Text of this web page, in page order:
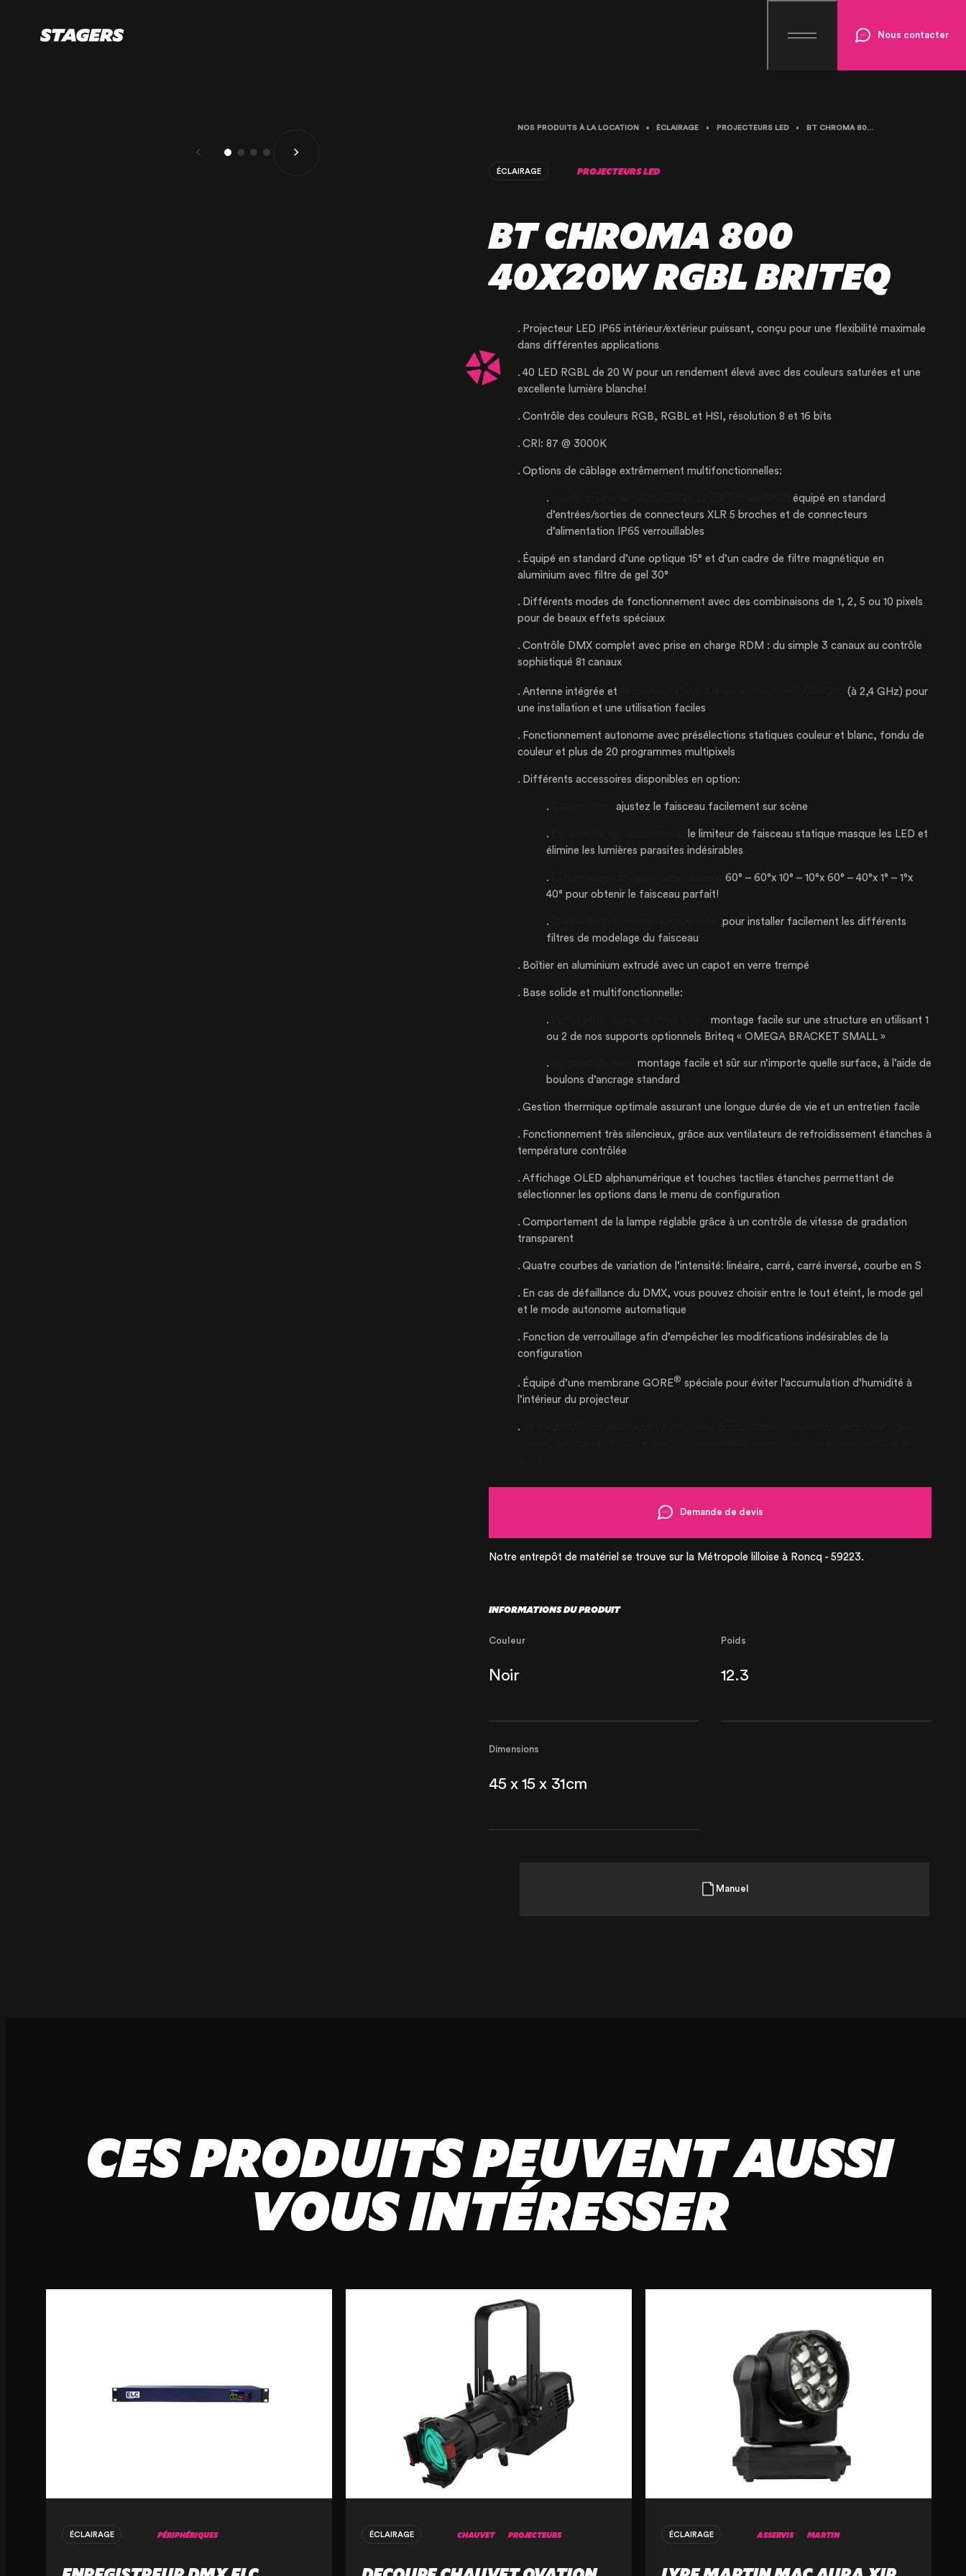
Nous contacter
NOTRE ENTREPRISE
NOS EXPERTISES
NOS RÉALISATIONS
NOS PRODUITS À LOUER
NOS PRODUITS À VENDRE
CERTIFIÉE ISO 20121
NOS PRODUITS À LA LOCATION ÉCLAIRAGE PROJECTEURS LED BT CHROMA 800 40X20W RGBL BRITEQ
ÉCLAIRAGE PROJECTEURS LED
BT CHROMA 800
40X20W RGBL BRITEQ
Projecteur LED IP65 intérieur/extérieur puissant, conçu pour une flexibilité maximale
dans différentes applications
40 LED RGBL de 20 W pour un rendement élevé avec des couleurs saturées et une
excellente lumière blanche!
Contrôle des couleurs RGB, RGBL et HSI, résolution 8 et 16 bits
CRI: 87 @ 3000K
Options de câblage extrêmement multifonctionnelles:
équipé en standard
d’entrées/sorties de connecteurs XLR 5 broches et de connecteurs
d’alimentation IP65 verrouillables
Équipé en standard d’une optique 15° et d’un cadre de filtre magnétique en
aluminium avec filtre de gel 30°
Différents modes de fonctionnement avec des combinaisons de 1, 2, 5 ou 10 pixels
pour de beaux effets spéciaux
Contrôle DMX complet avec prise en charge RDM : du simple 3 canaux au contrôle
sophistiqué 81 canaux
Antenne intégrée et
(à 2,4 GHz) pour
une installation et une utilisation faciles
Fonctionnement autonome avec présélections statiques couleur et blanc, fondu de
couleur et plus de 20 programmes multipixels
Différents accessoires disponibles en option:
ajustez le faisceau facilement sur scène
le limiteur de faisceau statique masque les LED et
élimine les lumières parasites indésirables
60° – 60°x 10° – 10°x 60° – 40°x 1° – 1°x
40° pour obtenir le faisceau parfait!
pour installer facilement les différents
filtres de modelage du faisceau
Boîtier en aluminium extrudé avec un capot en verre trempé
Base solide et multifonctionnelle:
montage facile sur une structure en utilisant 1
ou 2 de nos supports optionnels Briteq « OMEGA BRACKET SMALL »
montage facile et sûr sur n’importe quelle surface, à l’aide de
boulons d’ancrage standard
Gestion thermique optimale assurant une longue durée de vie et un entretien facile
Fonctionnement très silencieux, grâce aux ventilateurs de refroidissement étanches à
température contrôlée
Affichage OLED alphanumérique et touches tactiles étanches permettant de
sélectionner les options dans le menu de configuration
Comportement de la lampe réglable grâce à un contrôle de vitesse de gradation
transparent
Quatre courbes de variation de l’intensité: linéaire, carré, carré inversé, courbe en S
En cas de défaillance du DMX, vous pouvez choisir entre le tout éteint, le mode gel
et le mode autonome automatique
Fonction de verrouillage afin d’empêcher les modifications indésirables de la
configuration
Équipé d’une membrane GORE® spéciale pour éviter l’accumulation d’humidité à
l’intérieur du projecteur
Demande de devis
Notre entrepôt de matériel se trouve sur la Métropole lilloise à Roncq - 59223.
INFORMATIONS DU PRODUIT
Couleur
Noir
Poids
12.3
Dimensions
45 x 15 x 31cm
Manuel
CES PRODUITS PEUVENT AUSSI
VOUS INTÉRESSER
ÉCLAIRAGE PÉRIPHÉRIQUES ÉCLAIRAGE CHAUVET PROJECTEURS ÉCLAIRAGE ASSERVIS MARTIN